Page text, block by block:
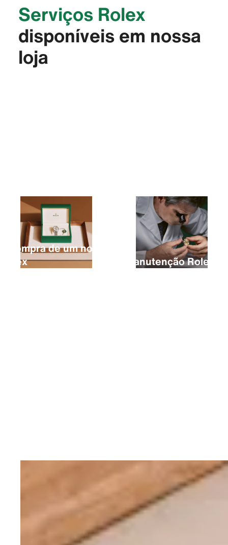
Serviços Rolex
disponíveis em nossa
loja
A compra de um novo
Rolex
A manutenção Rolex